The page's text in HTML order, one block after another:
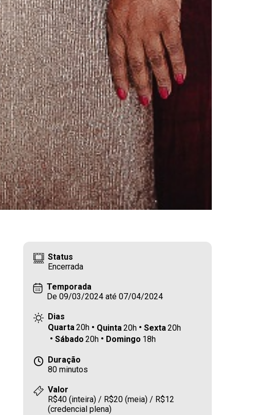
Status
Encerrada
Temporada
De 09/03/2024 até 07/04/2024
Dias
Quarta20h Quinta20h Sexta20h
Sábado 20h Domingo 18h
Duração
80 minutos
Valor
R$40 (inteira) / R$20 (meia) / R$12
(credencial plena)